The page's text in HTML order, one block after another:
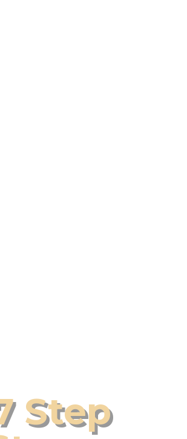
Step